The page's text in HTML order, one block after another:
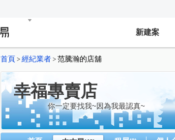
新建案
首頁 > 經紀業者 > 范騰瀚的店舖
幸福專賣店
你一定要找我~因為我最認真~